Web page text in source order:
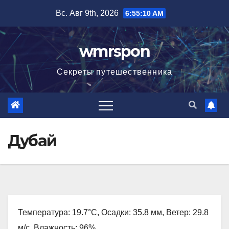
содержимому
Вс. Авг 9th, 2026 6:55:11 AM
wmrspon
Секреты путешественника
Дубай
Температура: 19.7°C, Осадки: 35.8 мм, Ветер: 29.8